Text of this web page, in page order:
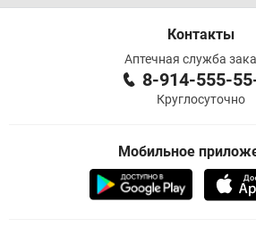
Контакты
Аптечная служба
8-914-555-
Круглосуточно
Мобильное